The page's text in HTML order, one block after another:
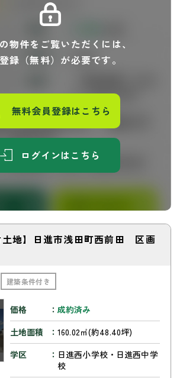
物件をご覧いただくには、
録（無料）が必要です。
無料会員登録はこちら
ログインはこちら
土地】日進市浅田町西前田 区画
建築条件付き
価格
成約済み
土地面積
160.02㎡(約48.40坪)
学区
日進西小学校・日進西中学
校